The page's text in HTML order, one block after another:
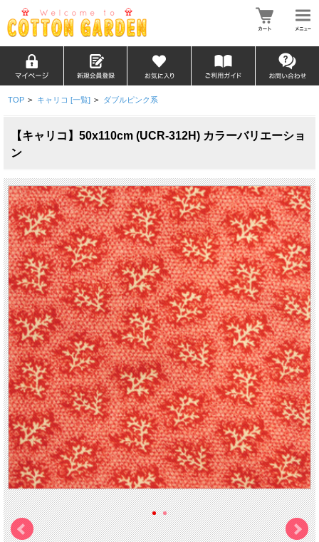
TOP > キャリコ [一覧] > ダブルピンク系
【キャリコ】50x110cm (UCR-312H) カラーバリエーショ
ン